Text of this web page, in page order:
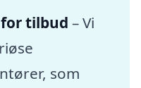
tilbud – Vi
som